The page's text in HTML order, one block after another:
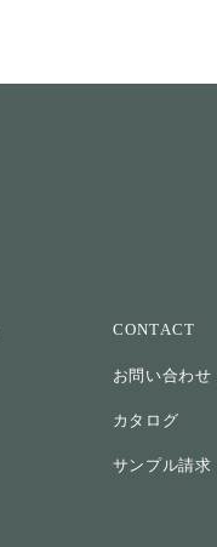
CONTACT
お問い合わせ
カタログ
サンプル請求